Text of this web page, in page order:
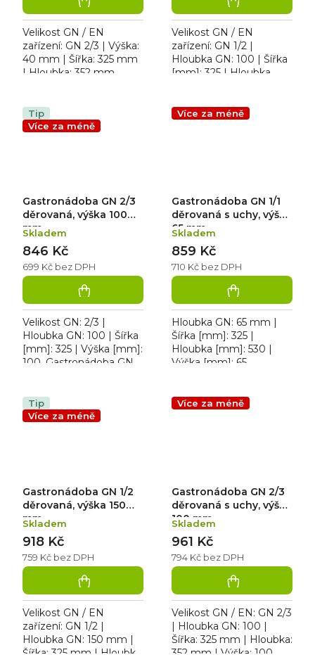
Velikost GN / EN
zařízení: GN 2/3 | Výška:
40 mm | Šířka: 325 mm
| Hloubka: 352 mm.
jídel.
Velikost GN / EN
zařízení: GN 1/2 |
Hloubka GN: 100 | Šířka
[mm]: 325 | Hloubka
děrovaná s uchy pro
Tip
Více za méně
Gastronádoba GN 2/3
děrovaná, výška 100
mm
Skladem
699 Kč bez DPH
846 Kč
Velikost GN: 2/3 |
Hloubka GN: 100 | Šířka
[mm]: 325 | Výška [mm]:
100. Gastronádoba GN
Více za méně
Gastronádoba GN 1/1
děrovaná s uchy, výška
65 mm
Skladem
710 Kč bez DPH
859 Kč
Hloubka GN: 65 mm |
Šířka [mm]: 325 |
Hloubka [mm]: 530 |
Výška [mm]: 65.
přepravu, ohřev a výdej
Tip
Více za méně
Gastronádoba GN 1/2
děrovaná, výška 150
mm
Skladem
759 Kč bez DPH
918 Kč
Velikost GN / EN
zařízení: GN 1/2 |
Hloubka GN: 150 mm |
Šířka: 325 mm | Hloubka:
Více za méně
Gastronádoba GN 2/3
děrovaná s uchy, výška
100 mm
Skladem
794 Kč bez DPH
961 Kč
Velikost GN / EN: GN 2/3
| Hloubka GN: 100 |
Šířka: 325 mm | Hloubka:
352 mm | Výška: 100